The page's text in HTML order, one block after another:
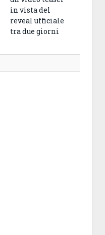
in vista del
reveal ufficiale
tra due giorni